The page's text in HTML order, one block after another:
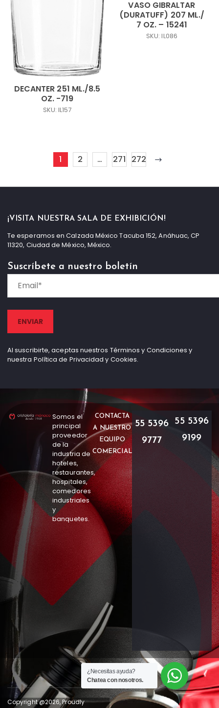
DECANTER 251 ML./8.5
OZ. -719
SKU: IL157
VASO GIBRALTAR
(DURATUFF) 207 ML./
7 OZ. – 15241
SKU: IL086
1 2 … 271 272
¡VISITA NUESTRA SALA DE EXHIBICIÓN!
Te esperamos en Calzada México Tacuba 152, Anáhuac, CP
11320, Ciudad de México, México.
Suscríbete a nuestro boletín
Al suscribirte, aceptas nuestros Términos y Condiciones y
nuestra Política de Privacidad y Cookies.
Somos el
principal
proveedor
de la
industria de
hoteles,
restaurantes,
hospitales,
comedores
industriales
y
banquetes.
CONTACTA
A NUESTRO
EQUIPO
COMERCIAL
55 5396
9777
55 5396
9199
Copyright @2026, Proudly
¿Necesitas ayuda?
Chatea con nosotros.